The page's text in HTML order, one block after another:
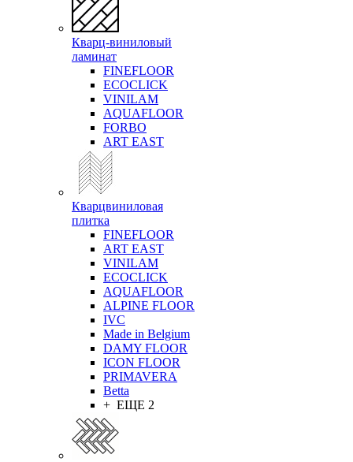
Кварц-виниловый
ламинат
FINEFLOOR
ECOCLICK
VINILAM
AQUAFLOOR
FORBO
ART EAST
Кварцвиниловая
плитка
FINEFLOOR
ART EAST
VINILAM
ECOCLICK
AQUAFLOOR
ALPINE FLOOR
IVC
Made in Belgium
DAMY FLOOR
ICON FLOOR
PRIMAVERA
Betta
+ ЕЩЕ 2